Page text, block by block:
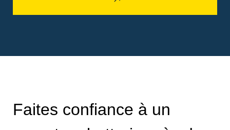
Faites confiance à un